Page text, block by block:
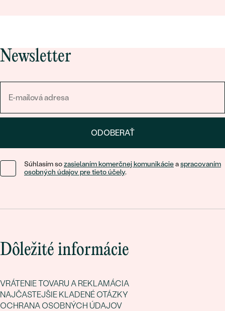
Newsletter
ODOBERAŤ
Súhlasím sozasielaním komerčnej komunikácieaspracovaním
osobných údajov pre tieto účely.
Dôležité informácie
VRÁTENIE TOVARU A REKLAMÁCIA
NAJČASTEJŠIE KLADENÉ OTÁZKY
OCHRANA OSOBNÝCH ÚDAJOV